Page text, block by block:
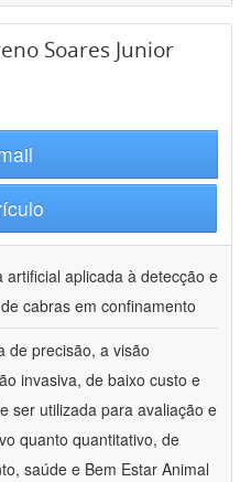
Soares Junior
artificial aplicada à detecção e
cabras em confinamento
de precisão, a visão
invasiva, de baixo custo e
ser utilizada para avaliação e
quanto quantitativo, de
saúde e Bem Estar Animal